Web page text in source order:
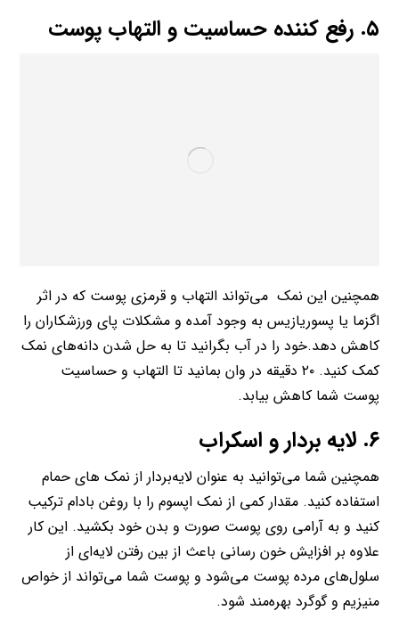
۵. رفع کننده حساسیت و التهاب پوست
همچنین این نمک می‌تواند التهاب و قرمزی پوست که در اثر
اگزما یا پسوریازیس به وجود آمده و مشکلات پای ورزشکاران را
کاهش دهد.خود را در آب بگرانید تا به حل شدن دانه‌های نمک
کمک کنید. ۲۰ دقیقه در وان بمانید تا التهاب و حساسیت
پوست شما کاهش بیابد.
۶. لایه بردار و اسکراب
همچنین شما می‌توانید به عنوان لایه‌بردار از نمک های حمام
استفاده کنید. مقدار کمی از نمک اپسوم را با روغن‌ بادام ترکیب
کنید و به آرامی روی پوست صورت و بدن خود بکشید. این کار
علاوه بر افزایش خون رسانی باعث از بین رفتن لایه‌ای از
سلول‌های مرده پوست می‌شود و پوست شما می‌تواند از خواص
منیزیم و گوگرد بهره‌مند شود.